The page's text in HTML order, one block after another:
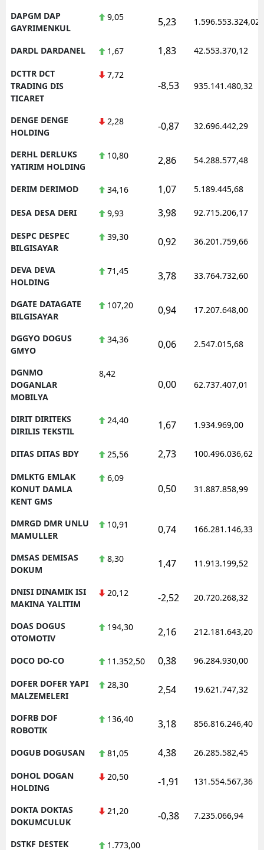
DAPGM DAP
GAYRIMENKUL
9,05 5,23 1.596.553.324,02
DARDL DARDANEL 1,67 1,83 42.553.370,12
DCTTR DCT
TRADING DIS
TICARET
7,72
-8,53 935.141.480,32
DENGE DENGE
HOLDING
2,28 -0,87 32.696.442,29
DERHL DERLUKS
YATIRIM HOLDING
10,80 2,86 54.288.577,48
DERIM DERIMOD 34,16 1,07 5.189.445,68
DESA DESA DERI 9,93 3,98 92.715.206,17
DESPC DESPEC
BILGISAYAR
39,30 0,92 36.201.759,66
DEVA DEVA
HOLDING
71,45 3,78 33.764.732,60
DGATE DATAGATE
BILGISAYAR
107,20 0,94 17.207.648,00
DGGYO DOGUS
GMYO
34,36 0,06 2.547.015,68
DGNMO
DOGANLAR
MOBILYA
8,42
0,00 62.737.407,01
DIRIT DIRITEKS
DIRILIS TEKSTIL
24,40 1,67 1.934.969,00
DITAS DITAS BDY 25,56 2,73 100.496.036,62
DMLKTG EMLAK
KONUT DAMLA
KENT GMS
6,09
0,50 31.887.858,99
DMRGD DMR UNLU
MAMULLER
10,91 0,74 166.281.146,33
DMSAS DEMISAS
DOKUM
8,30 1,47 11.913.199,52
DNISI DINAMIK ISI
MAKINA YALITIM
20,12 -2,52 20.720.268,32
DOAS DOGUS
OTOMOTIV
194,30 2,16 212.181.643,20
DOCO DO-CO 11.352,50 0,38 96.284.930,00
DOFER DOFER YAPI
MALZEMELERI
28,30 2,54 19.621.747,32
DOFRB DOF
ROBOTIK
136,40 3,18 856.816.246,40
DOGUB DOGUSAN 81,05 4,38 26.285.582,45
DOHOL DOGAN
HOLDING
20,50 -1,91 131.554.567,36
DOKTA DOKTAS
DOKUMCULUK
21,20 -0,38 7.235.066,94
DSTKF DESTEK 1.773,00